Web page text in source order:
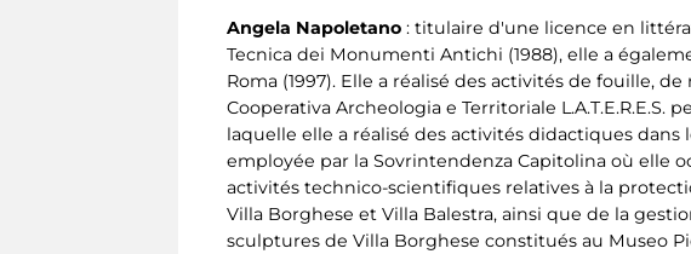
Angela Napoletano : titulaire d'une licence en
Tecnica dei Monumenti Antichi (1988), elle a
Roma (1997). Elle a réalisé des activités de fouille,
Cooperativa Archeologia e Territoriale L.A.T.E.R.E.S.
laquelle elle a réalisé des activités didactiques
employée par la Sovrintendenza Capitolina où elle
activités technico-scientifiques relatives à la
Villa Borghese et Villa Balestra, ainsi que de la
sculptures de Villa Borghese constitués au Museo